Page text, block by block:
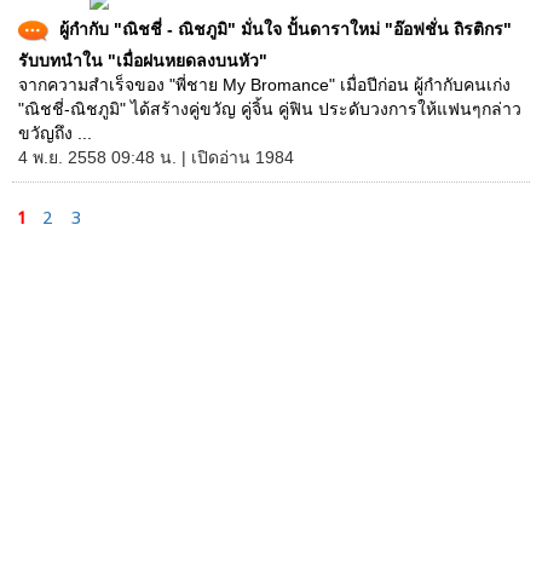
ผู้กำกับ "ณิชชี่ - ณิชภูมิ" มั่นใจ ปั้นดาราใหม่ "อ๊อฟชั่น ถิรติกร"
รับบทนำใน "เมื่อฝนหยดลงบนหัว"
จากความสำเร็จของ "พี่ชาย My Bromance" เมื่อปีก่อน ผู้กำกับคนเก่ง
"ณิชชี่-ณิชภูมิ" ได้สร้างคู่ขวัญ คู่จิ้น คู่ฟิน ประดับวงการให้แฟนๆกล่าว
ขวัญถึง ...
4 พ.ย. 2558 09:48 น. | เปิดอ่าน 1984
1 2 3